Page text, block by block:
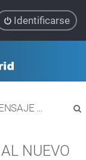
Identificarse
MENSAJE DE BIENVENIDA AL NUEVO FORO
NUEVO